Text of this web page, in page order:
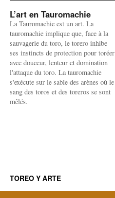
L’art en Tauromachie
La Tauromachie est un art. La
tauromachie implique que, face à la
sauvagerie du toro, le torero inhibe
ses instincts de protection pour toréer
avec douceur, lenteur et domination
l'attaque du toro. La tauromachie
s'exécute sur le sable des arènes où le
sang des toros et des toreros se sont
mêlés.
TOREO Y ARTE